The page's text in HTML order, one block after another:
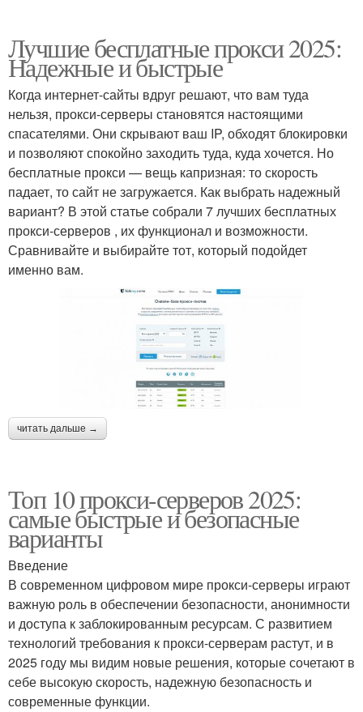
Лучшие бесплатные прокси 2025:
Надежные и быстрые
Когда интернет-сайты вдруг решают, что вам туда
нельзя, прокси-серверы становятся настоящими
спасателями. Они скрывают ваш IP, обходят блокировки
и позволяют спокойно заходить туда, куда хочется. Но
бесплатные прокси — вещь капризная: то скорость
падает, то сайт не загружается. Как выбрать надежный
вариант? В этой статье собрали 7 лучших бесплатных
прокси-серверов , их функционал и возможности.
Сравнивайте и выбирайте тот, который подойдет
именно вам.
читать дальше →
Топ 10 прокси-серверов 2025:
самые быстрые и безопасные
варианты
Введение
В современном цифровом мире прокси-серверы играют
важную роль в обеспечении безопасности, анонимности
и доступа к заблокированным ресурсам. С развитием
технологий требования к прокси-серверам растут, и в
2025 году мы видим новые решения, которые сочетают в
себе высокую скорость, надежную безопасность и
современные функции.